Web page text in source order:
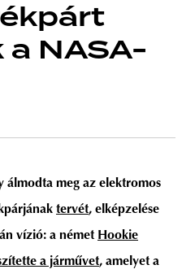
branding
NASA-
álmodta meg az elektromos
tervét, elképzelése
vízió: a német Hookie
a járművet, amelyet a